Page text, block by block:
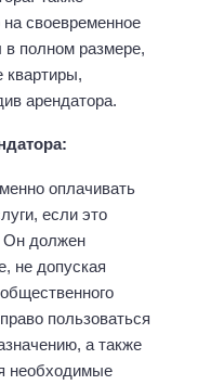
своевременное
в полном размере,
квартиры,
арендатора.
оплачивать
если это
Он должен
не допуская
пользоваться
а также
необходимые